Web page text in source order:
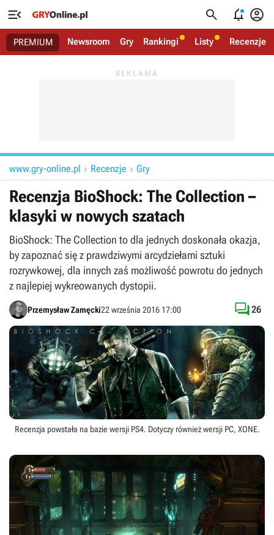
   
PREMIUM Newsroom Gry Rankingi Listy Recenzje
www.gry-online.pl  Recenzje  Gry
Recenzja BioShock: The Collection –
klasyki w nowych szatach
BioShock: The Collection to dla jednych doskonała okazja,
by zapoznać się z prawdziwymi arcydziełami sztuki
rozrywkowej, dla innych zaś możliwość powrotu do jednych
z najlepiej wykreowanych dystopii.
Przemysław Zamęcki22 września 2016 17:00 26
Recenzja powstała na bazie wersji PS4. Dotyczy również wersji PC, XONE.